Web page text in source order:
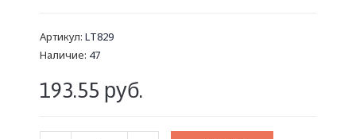
Артикул: LT829
Наличие: 47
193.55 руб.